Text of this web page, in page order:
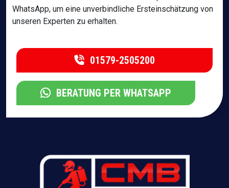
WhatsApp, um eine unverbindliche Ersteinschätzung von
unseren Experten zu erhalten.
01579-2505200
BERATUNG PER WHATSAPP